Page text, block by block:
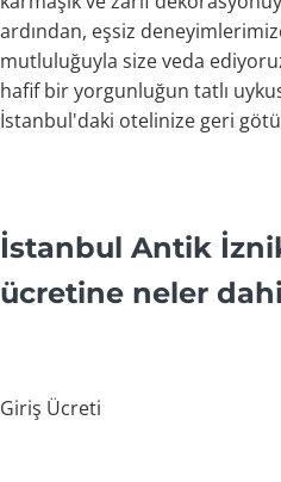
ardından, eşsiz
mutluluğuyla size veda
hafif bir yorgunluğun tatlı
İstanbul'daki otelinize geri
İstanbul Antik
ücretine neler
Giriş Ücreti